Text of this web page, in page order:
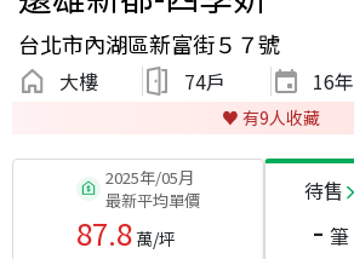
台北市內湖區新富街５７號
大樓 74戶 16年
♥️ 有9人收藏
2025年/05月
最新平均單價
87.8萬/坪
待售
- 筆